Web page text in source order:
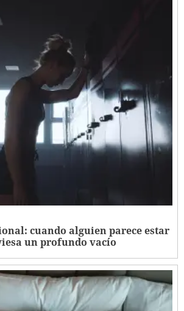
cuando alguien parece estar
un profundo vacío